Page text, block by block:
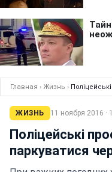
Главная › Жизнь ›
ЖИЗНЬ 11 ноября 2016 ·
Поліцейські
паркуватися